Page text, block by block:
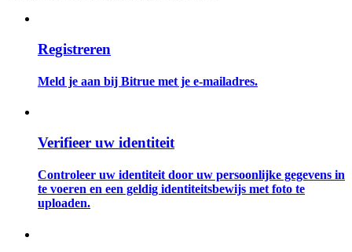
Gids
Registreren
Meld je aan bij Bitrue met je e-mailadres.
Verifieer uw identiteit
Controleer uw identiteit door uw persoonlijke gegevens in
te voeren en een geldig identiteitsbewijs met foto te
uploaden.